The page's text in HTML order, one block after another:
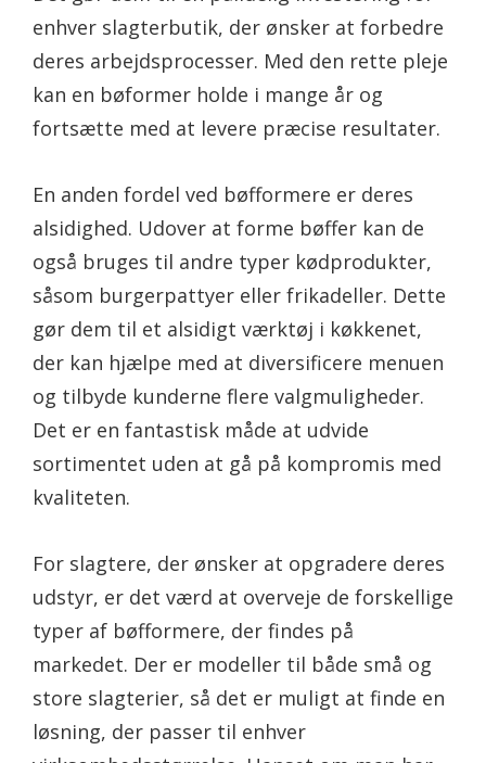
enhver slagterbutik, der ønsker at forbedre
deres arbejdsprocesser. Med den rette pleje
kan en bøformer holde i mange år og
fortsætte med at levere præcise resultater.
En anden fordel ved bøfformere er deres
alsidighed. Udover at forme bøffer kan de
også bruges til andre typer kødprodukter,
såsom burgerpattyer eller frikadeller. Dette
gør dem til et alsidigt værktøj i køkkenet,
der kan hjælpe med at diversificere menuen
og tilbyde kunderne flere valgmuligheder.
Det er en fantastisk måde at udvide
sortimentet uden at gå på kompromis med
kvaliteten.
For slagtere, der ønsker at opgradere deres
udstyr, er det værd at overveje de forskellige
typer af bøfformere, der findes på
markedet. Der er modeller til både små og
store slagterier, så det er muligt at finde en
løsning, der passer til enhver